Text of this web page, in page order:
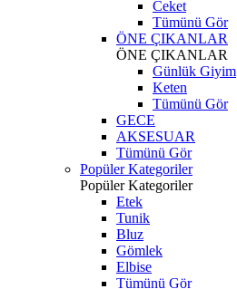
Ceket
Tümünü Gör
ÖNE ÇIKANLAR
ÖNE ÇIKANLAR
Günlük Giyim
Keten
Tümünü Gör
GECE
AKSESUAR
Tümünü Gör
Popüler Kategoriler
Popüler Kategoriler
Etek
Tunik
Bluz
Gömlek
Elbise
Tümünü Gör